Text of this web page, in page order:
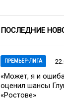
ПОСЛЕДНИЕ
ПРЕМЬЕР-ЛИГА
«Может, я и
оценил шансы
«Ростове»